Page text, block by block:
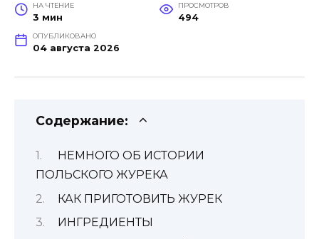
НА ЧТЕНИЕ
3 мин
ПРОСМОТРОВ
494
ОПУБЛИКОВАНО
04 августа 2026
Содержание:
НЕМНОГО ОБ ИСТОРИИ
ПОЛЬСКОГО ЖУРЕКА
КАК ПРИГОТОВИТЬ ЖУРЕК
ИНГРЕДИЕНТЫ